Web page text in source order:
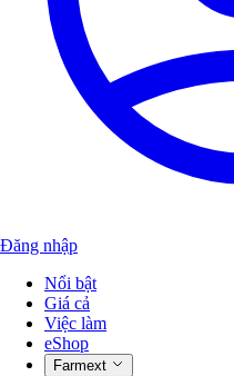
Đăng nhập
Nổi bật
Giá cả
Việc làm
eShop
Farmext